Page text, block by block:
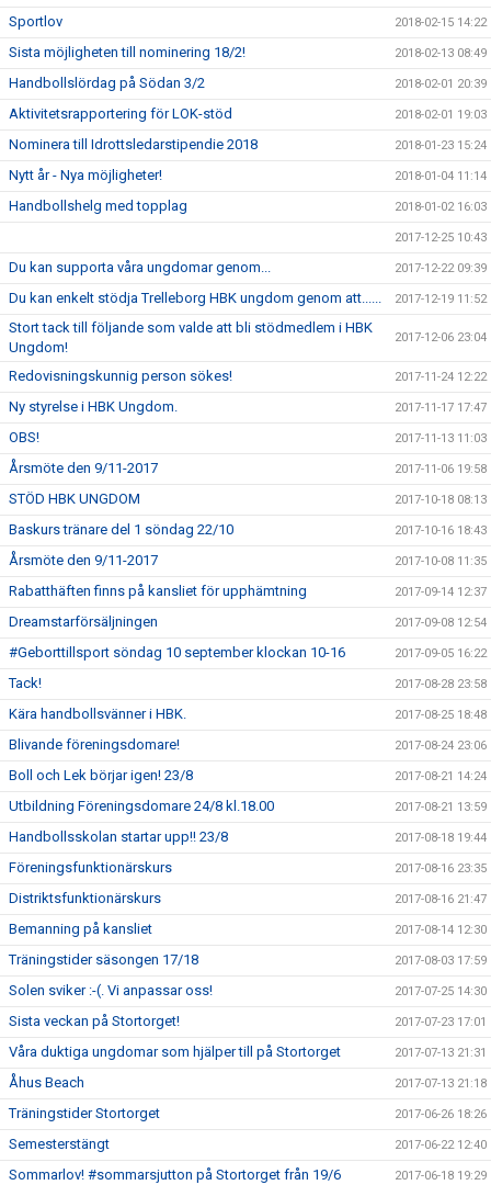
Sportlov 2018-02-15 14:22
Sista möjligheten till nominering 18/2! 2018-02-13 08:49
Handbollslördag på Södan 3/2 2018-02-01 20:39
Aktivitetsrapportering för LOK-stöd 2018-02-01 19:03
Nominera till Idrottsledarstipendie 2018 2018-01-23 15:24
Nytt år - Nya möjligheter! 2018-01-04 11:14
Handbollshelg med topplag 2018-01-02 16:03
2017-12-25 10:43
Du kan supporta våra ungdomar genom... 2017-12-22 09:39
Du kan enkelt stödja Trelleborg HBK ungdom genom att...... 2017-12-19 11:52
Stort tack till följande som valde att bli stödmedlem i HBK
Ungdom!
2017-12-06 23:04
Redovisningskunnig person sökes! 2017-11-24 12:22
Ny styrelse i HBK Ungdom. 2017-11-17 17:47
OBS! 2017-11-13 11:03
Årsmöte den 9/11-2017 2017-11-06 19:58
STÖD HBK UNGDOM 2017-10-18 08:13
Baskurs tränare del 1 söndag 22/10 2017-10-16 18:43
Årsmöte den 9/11-2017 2017-10-08 11:35
Rabatthäften finns på kansliet för upphämtning 2017-09-14 12:37
Dreamstarförsäljningen 2017-09-08 12:54
#Geborttillsport söndag 10 september klockan 10-16 2017-09-05 16:22
Tack! 2017-08-28 23:58
Kära handbollsvänner i HBK. 2017-08-25 18:48
Blivande föreningsdomare! 2017-08-24 23:06
Boll och Lek börjar igen! 23/8 2017-08-21 14:24
Utbildning Föreningsdomare 24/8 kl.18.00 2017-08-21 13:59
Handbollsskolan startar upp!! 23/8 2017-08-18 19:44
Föreningsfunktionärskurs 2017-08-16 23:35
Distriktsfunktionärskurs 2017-08-16 21:47
Bemanning på kansliet 2017-08-14 12:30
Träningstider säsongen 17/18 2017-08-03 17:59
Solen sviker :-(. Vi anpassar oss! 2017-07-25 14:30
Sista veckan på Stortorget! 2017-07-23 17:01
Våra duktiga ungdomar som hjälper till på Stortorget 2017-07-13 21:31
Åhus Beach 2017-07-13 21:18
Träningstider Stortorget 2017-06-26 18:26
Semesterstängt 2017-06-22 12:40
Sommarlov! #sommarsjutton på Stortorget från 19/6 2017-06-18 19:29